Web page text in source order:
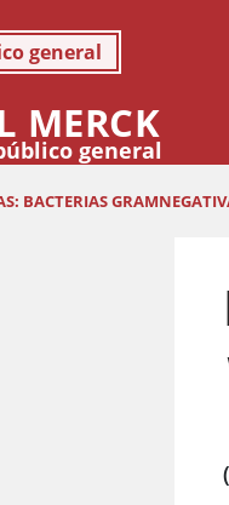
general
MERCK
general
BACTERIAS